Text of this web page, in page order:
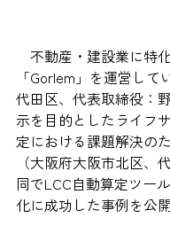
不動産・建設業に特
「Gorlem」を運営し
代田区、代表取締役：
示を目的としたライフ
定における課題解決の
（大阪府大阪市北区
同でLCC自動算定ツー
化に成功した事例を公